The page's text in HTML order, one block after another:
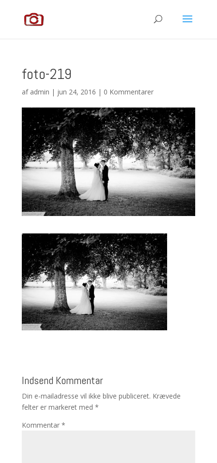
foto-219
af admin | jun 24, 2016 | 0 Kommentarer
Indsend Kommentar
Din e-mailadresse vil ikke blive publiceret. Krævede
felter er markeret med *
Kommentar *